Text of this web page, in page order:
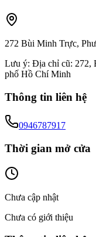
272 Bùi Minh Trực,
Lưu ý: Địa chỉ cũ: 272,
phố Hồ Chí Minh
Thông tin liên hệ
0946787917
Thời gian mở cửa
Chưa cập nhật
Chưa có giới thiệu